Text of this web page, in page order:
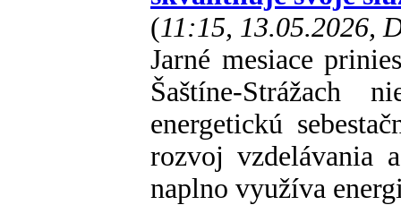
(11:15, 13.05.2026,
Jarné mesiace
Šaštíne-
energetickú
rozvoj vzdelávania
naplno využíva